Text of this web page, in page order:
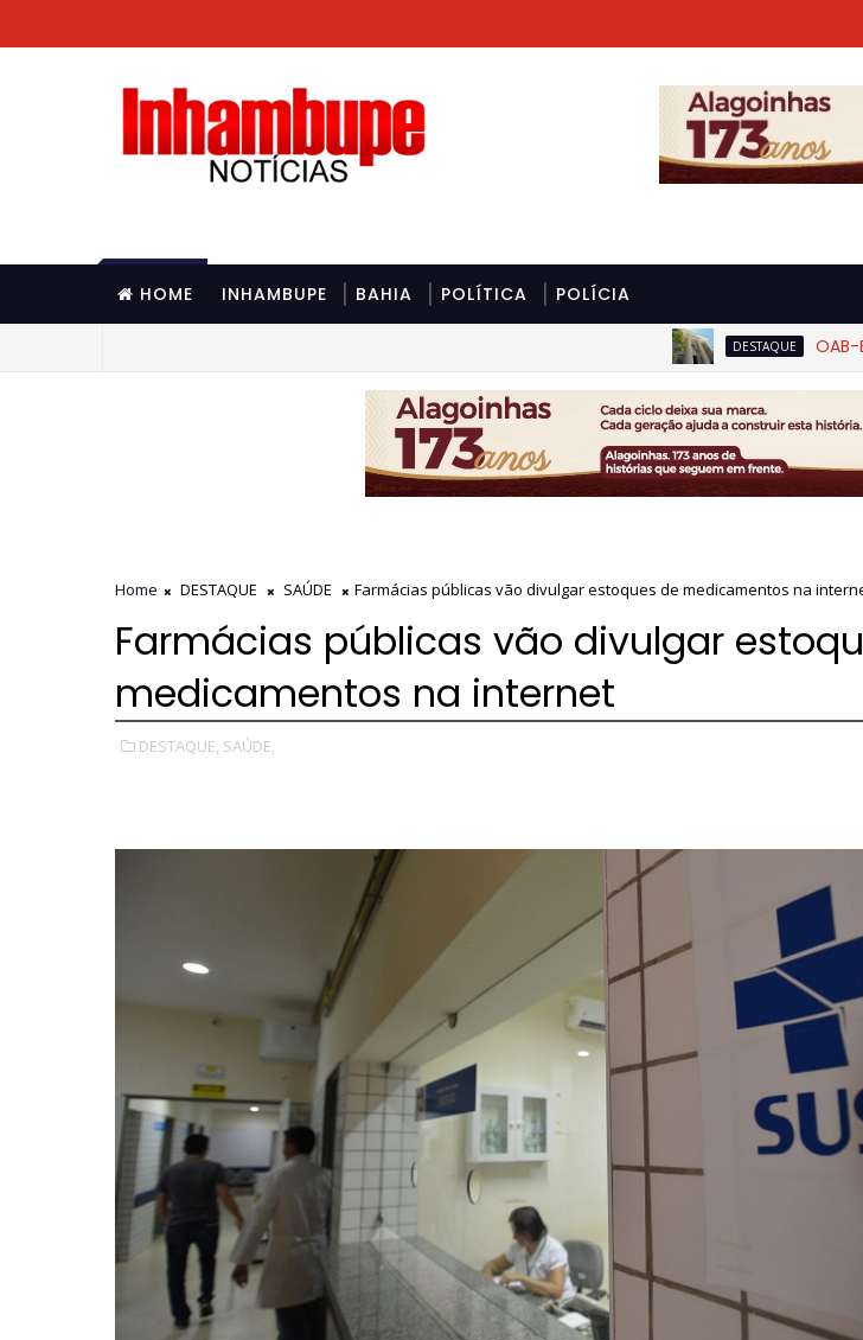
HOME INHAMBUPE BAHIA POLÍTICA POLÍCIA
DESTAQUE OAB-BA e
Home DESTAQUE SAÚDE Farmácias públicas vão divulgar estoques de medicamentos na
Farmácias públicas vão divulgar
medicamentos na internet
DESTAQUE, SAÚDE,